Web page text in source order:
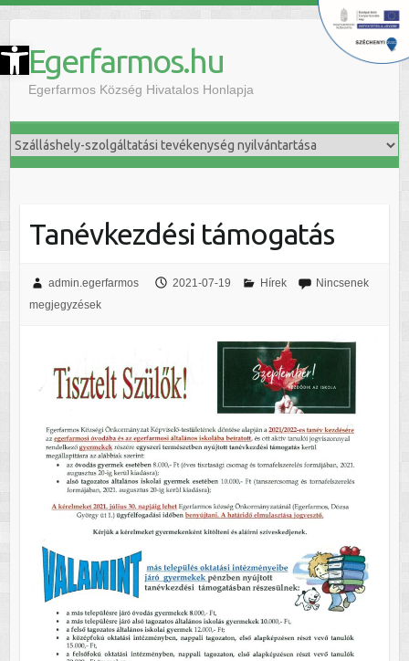
Eszköztár megnyitása Egerfarmos.hu
Egerfarmos Község Hivatalos Honlapja
Tanévkezdési támogatás
admin.egerfarmos 2021-07-19 Hírek
Nincsenek
megjegyzések